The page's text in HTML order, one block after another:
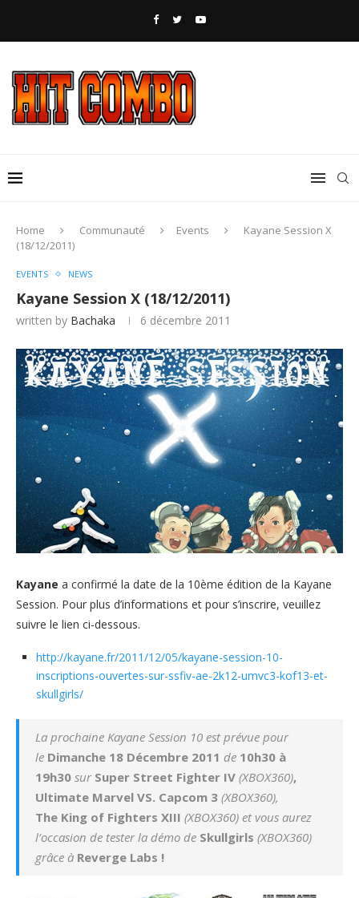
Home Communauté Events
Kayane Session X
(18/12/2011)
EVENTS NEWS
Kayane Session X (18/12/2011)
written by Bachaka 6 décembre 2011
Kayane a confirmé la date de la 10ème édition de la Kayane
Session. Pour plus d’informations et pour s’inscrire, veuillez
suivre le lien ci-dessous.
http://kayane.fr/2011/12/05/kayane-session-10-
inscriptions-ouvertes-sur-ssfiv-ae-2k12-umvc3-kof13-et-
skullgirls/
La prochaine Kayane Session 10 est prévue pour
le Dimanche 18 Décembre 2011 de 10h30 à
19h30 surSuper Street Fighter IV (XBOX360),
Ultimate Marvel VS. Capcom 3 (XBOX360),
The King of Fighters XIII (XBOX360) et vous aurez
l’occasion de tester la démo de Skullgirls (XBOX360)
grâce à Reverge Labs !